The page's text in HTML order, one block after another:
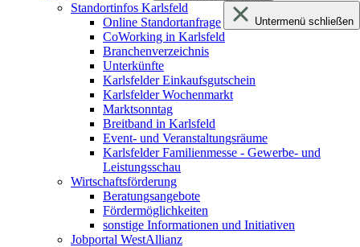
Untermenü schließen
Standortinfos Karlsfeld
Online Standortanfrage
CoWorking in Karlsfeld
Branchenverzeichnis
Unterkünfte
Karlsfelder Einkaufsgutschein
Karlsfelder Wochenmarkt
Marktsonntag
Breitband in Karlsfeld
Event- und Veranstaltungsräume
Karlsfelder Familienmesse - Gewerbe- und
Leistungsschau
Wirtschaftsförderung
Beratungsangebote
Fördermöglichkeiten
sonstige Informationen und Initiativen
Jobportal WestAllianz